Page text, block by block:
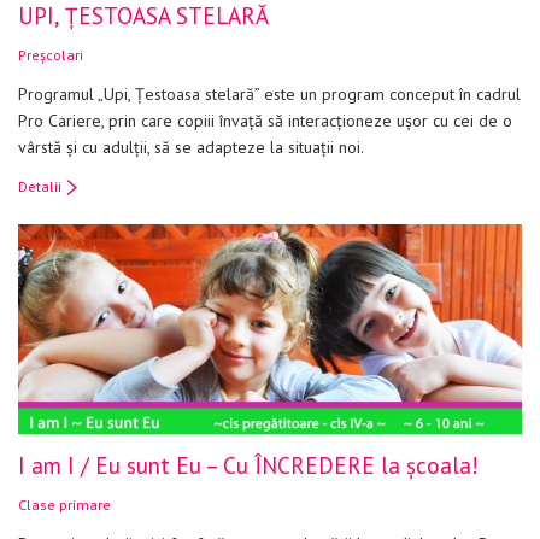
UPI, ŢESTOASA STELARĂ
Preșcolari
Programul „Upi, Ţestoasa stelară” este un program conceput în cadrul
Pro Cariere, prin care copiii învaţă să interacţioneze uşor cu cei de o
vârstă şi cu adulţii, să se adapteze la situaţii noi.
Detalii
I am I / Eu sunt Eu – Cu ÎNCREDERE la școala!
Clase primare